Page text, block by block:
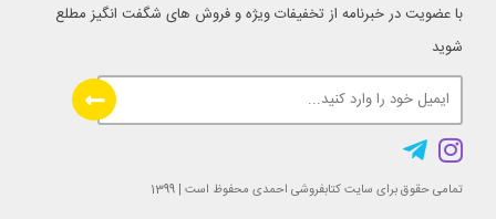
با عضویت در خبرنامه از تخفیفات ویژه و فروش های شگفت انگیز مطلع
شوید
تمامی حقوق برای سایت کتابفروشی احمدی محفوظ است | 1399